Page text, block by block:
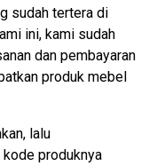
sudah tertera di
ini, kami sudah
dan pembayaran
produk mebel
lalu
produknya